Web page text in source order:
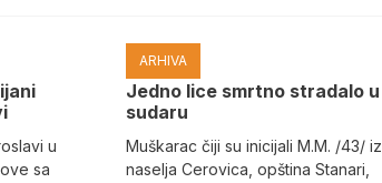
u
sa
ARHIVA
Јedno lice smrtno stradalo u
sudaru
Muškarac čiji su inicijali M.M. /43/ iz
naselja Cerovica, opština Stanari,